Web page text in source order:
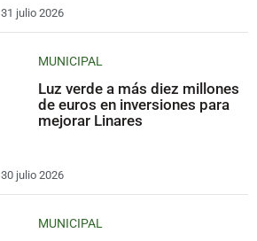
31 julio 2026
MUNICIPAL
Luz verde a más diez millones
de euros en inversiones para
mejorar Linares
30 julio 2026
MUNICIPAL